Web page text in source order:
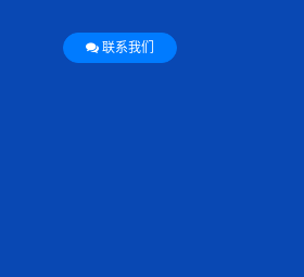
联系我们